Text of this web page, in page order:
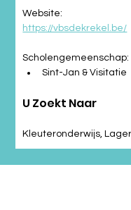
Website:
https://vbsdekrekel.be/
Scholengemeenschap:
Sint-Jan & Visitatie
U Zoekt Naar
Kleuteronderwijs,